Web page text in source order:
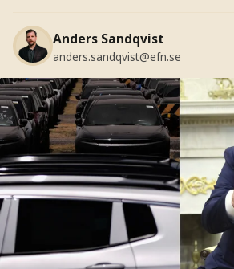
Anders Sandqvist
anders.sandqvist@efn.se